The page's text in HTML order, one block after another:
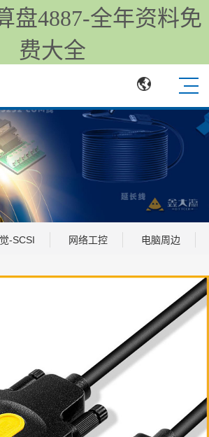
盘4887-全年资料免
费大全
-SCSI 网络工控 电脑周边